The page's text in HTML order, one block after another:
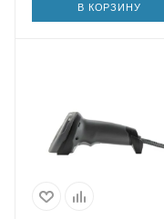
В КОРЗИНУ